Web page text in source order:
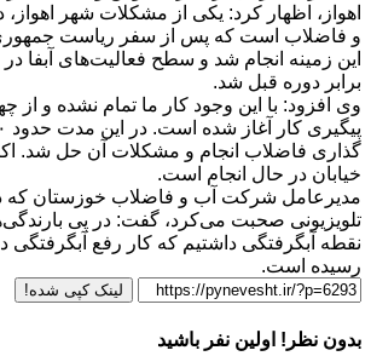
اهواز، اظهار کرد: یکی از مشکلات شهر
و فاضلاب است که پس از سفر ریاست
این زمینه انجام شد و سطح فعالیت‌های آبفا
برابر دوره قبل شد.
وی افزود: با این وجود کار ما تمام نشده و از
خیابان در حال انجام است.
مدیرعامل شرکت آب و فاضلاب خوزستان که
نقطه آبگرفتگی داشتیم که کار رفع آبگرفتگی
رسیده است.
لینک کپی شده!
بدون نظر! اولین نفر باشید